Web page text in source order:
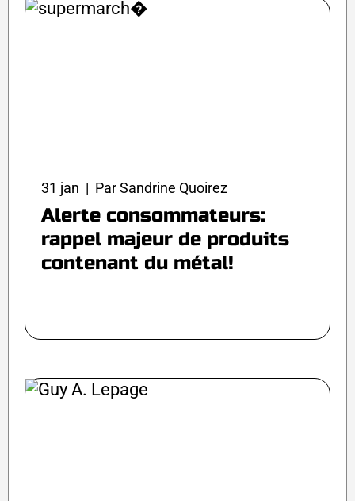
31 jan | Par Sandrine Quoirez
Alerte consommateurs:
rappel majeur de produits
contenant du métal!